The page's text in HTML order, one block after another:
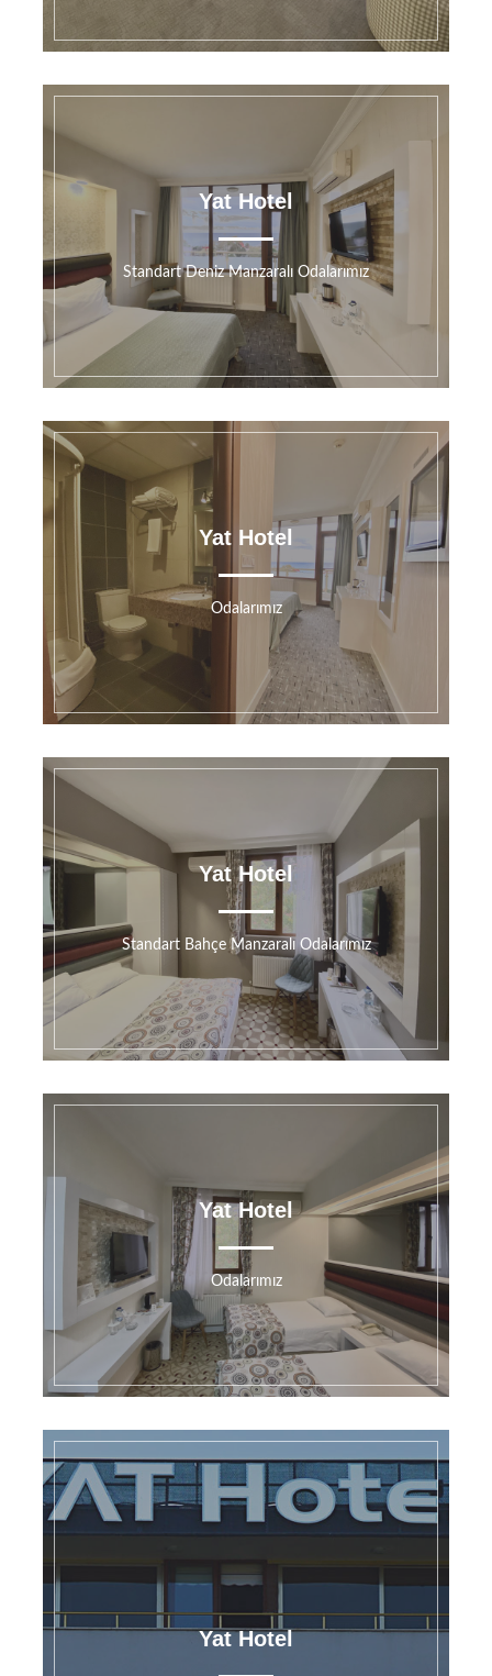
Yat Hotel
Standart Deniz Manzaralı Odalarımız
Yat Hotel
Odalarımız
Yat Hotel
Standart Bahçe Manzaralı Odalarımız
Yat Hotel
Odalarımız
Yat Hotel